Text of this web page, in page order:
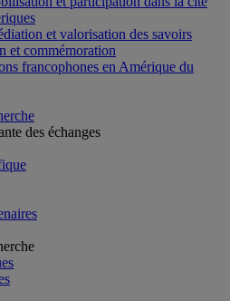
et valorisation des savoirs
et commémoration
francophones en Amérique du
des échanges